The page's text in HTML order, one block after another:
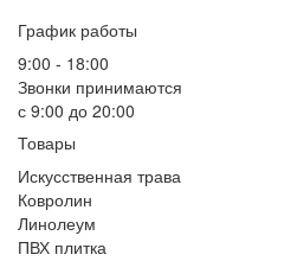
График работы
9:00 - 18:00
Звонки принимаются
с 9:00 до 20:00
Товары
Искусственная трава
Ковролин
Линолеум
ПВХ плитка